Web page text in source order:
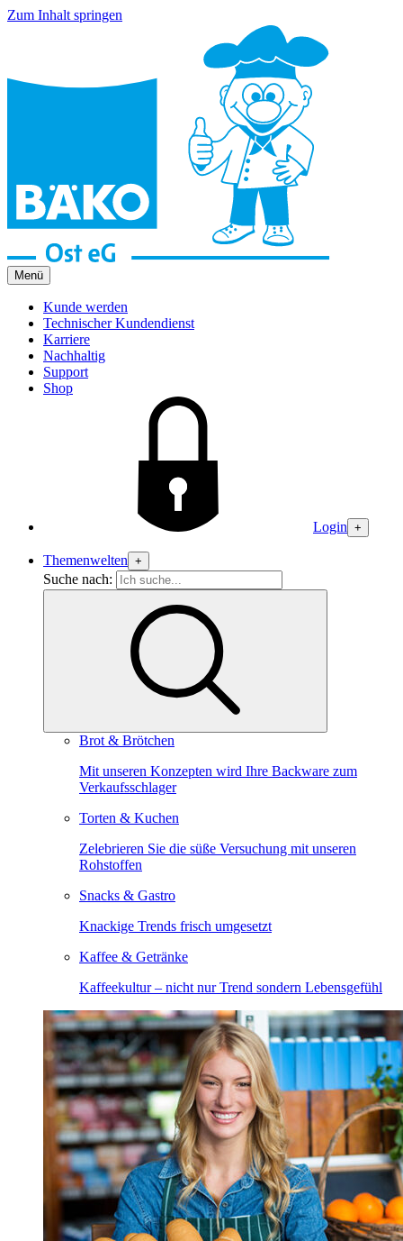
Zum Inhalt springen
Menü
Kunde werden
Technischer Kundendienst
Karriere
Nachhaltig
Support
Shop
Login +
Themenwelten +
Suche nach:
Brot & Brötchen
Mit unseren Konzepten wird Ihre Backware zum
Verkaufsschlager
Torten & Kuchen
Zelebrieren Sie die süße Versuchung mit unseren
Rohstoffen
Snacks & Gastro
Knackige Trends frisch umgesetzt
Kaffee & Getränke
Kaffeekultur – nicht nur Trend sondern Lebensgefühl